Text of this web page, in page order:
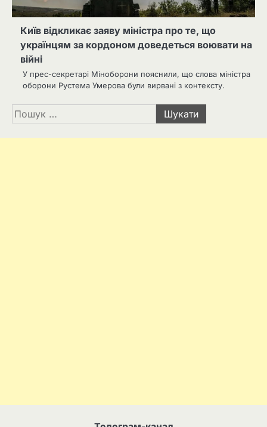
Київ відкликає заяву міністра про те, що
українцям за кордоном доведеться воювати на
війні
У прес-секретарі Міноборони пояснили, що слова міністра
оборони Рустема Умерова були вирвані з контексту.
Пошук: